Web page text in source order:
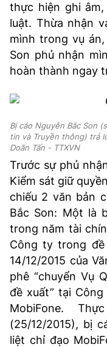
thực hiện ghi
luật. Thừa nhận
mình trong vụ
Son phủ nhận
hoàn thành ngay
Bị cáo Nguyễn Bắc Son
tin và Truyền thông) trả
Doãn Tấn - TTXVN
Trước sự phủ
Kiểm sát giữ
chiếu 2 văn bản
Bắc Son: Một là
trong năm tài
Công ty trong
14/12/2015 của
phê “chuyển Vụ
đề xuất” tại
MobiFone.
(25/12/2015), bị
liệt chỉ đạo